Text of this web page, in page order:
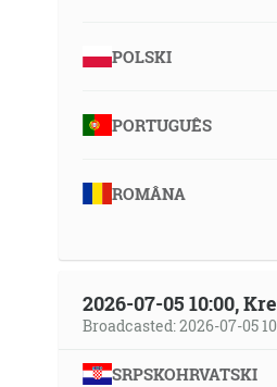
POLSKI
PORTUGUÊS
ROMÂNA
2026-07-05 10:00,
Broadcasted: 2026-07-05
SRPSKOHRVATSKI